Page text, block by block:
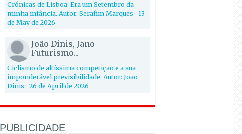
Crónicas de Lisboa: Era um Setembro da
minha infância. Autor: Serafim Marques· 13
de May de 2026
João Dinis, Jano
Futurismo...
Ciclismo de altíssima competição e a sua
imponderável previsibilidade. Autor: João
Dinis· 26 de April de 2026
PUBLICIDADE